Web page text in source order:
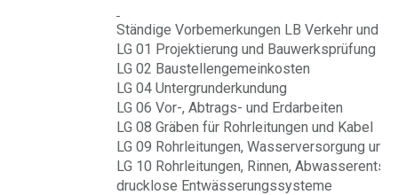
Ständige Vorbemerkungen LB Verkehr und
LG 01 Projektierung und Bauwerksprüfung
LG 02 Baustellengemeinkosten
LG 04 Untergrunderkundung
LG 06 Vor-, Abtrags- und Erdarbeiten
LG 08 Gräben für Rohrleitungen und Kabel
LG 09 Rohrleitungen, Wasserversorgung und
LG 10 Rohrleitungen, Rinnen,
drucklose Entwässerungssysteme